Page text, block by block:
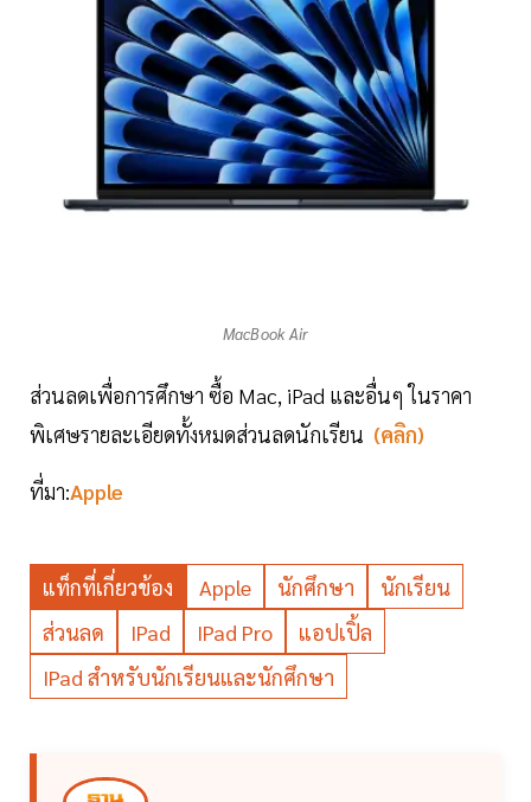
MacBook Air
ส่วนลดเพื่อการศึกษา ซื้อ Mac, iPad และอื่นๆ ในราคา
พิเศษรายละเอียดทั้งหมดส่วนลดนักเรียน (คลิก)
ที่มา:Apple
แท็กที่เกี่ยวข้อง Apple นักศึกษา
นักเรียน
ส่วนลด
IPad IPad Pro
แอปเปิ้ล
IPad สำหรับนักเรียนและนักศึกษา